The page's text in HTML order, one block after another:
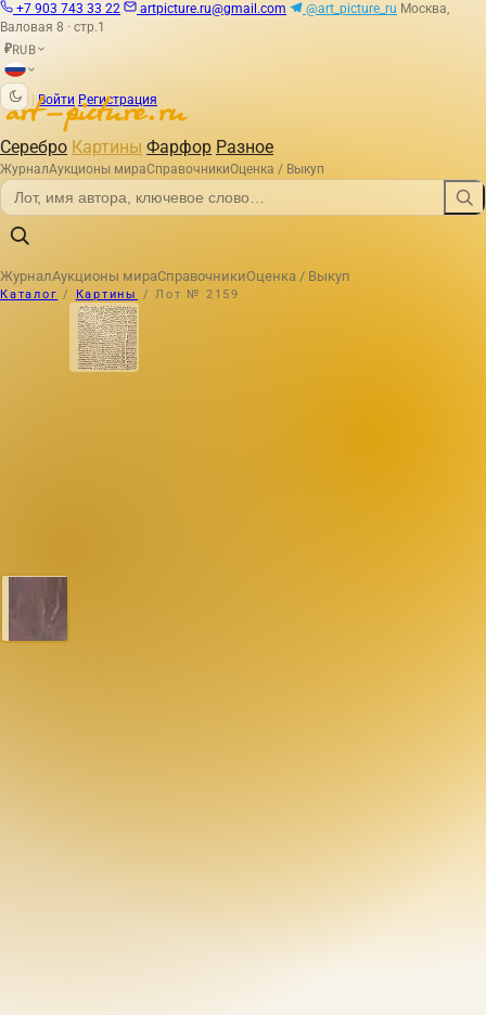
+7 903 743 33 22 artpicture.ru@gmail.com @art_picture_ru Москва,
Валовая 8 · стр.1
₽RUB
Войти Регистрация
Серебро Картины Фарфор Разное
ЖурналАукционы мираСправочникиОценка / Выкуп
ЖурналАукционы мираСправочникиОценка / Выкуп
Каталог / Картины / Лот № 2159